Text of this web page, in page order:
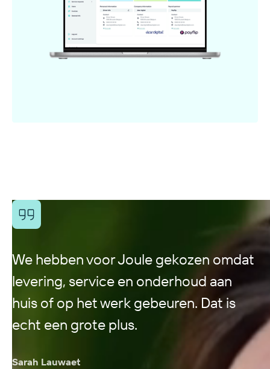
We hebben voor Joule gekozen omdat
levering, service en onderhoud aan
huis of op het werk gebeuren. Dat is
echt een grote plus.
Sarah Lauwaet